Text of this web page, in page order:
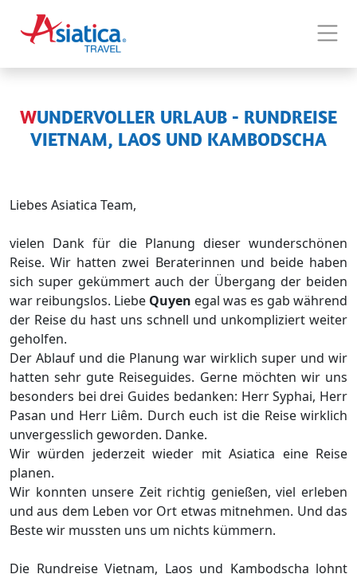
WUNDERVOLLER URLAUB - RUNDREISE
VIETNAM, LAOS UND KAMBODSCHA
Liebes Asiatica Team,
vielen Dank für die Planung dieser wunderschönen
Reise. Wir hatten zwei Beraterinnen und beide haben
sich super gekümmert auch der Übergang der beiden
war reibungslos. Liebe Quyen egal was es gab während
der Reise du hast uns schnell und unkompliziert weiter
geholfen.
Der Ablauf und die Planung war wirklich super und wir
hatten sehr gute Reiseguides. Gerne möchten wir uns
besonders bei drei Guides bedanken: Herr Syphai, Herr
Pasan und Herr Liêm. Durch euch ist die Reise wirklich
unvergesslich geworden. Danke.
Wir würden jederzeit wieder mit Asiatica eine Reise
planen.
Wir konnten unsere Zeit richtig genießen, viel erleben
und aus dem Leben vor Ort etwas mitnehmen. Und das
Beste wir mussten uns um nichts kümmern.
Die Rundreise Vietnam, Laos und Kambodscha lohnt